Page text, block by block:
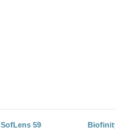
SofLens 59